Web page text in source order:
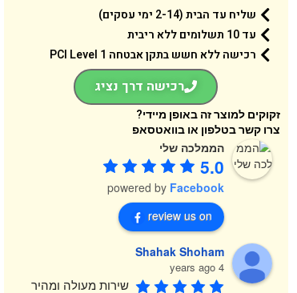
שליח עד הבית (2-14 ימי עסקים)
עד 10 תשלומים ללא ריבית
רכישה ללא חשש בתקן אבטחה 1 PCI Level
רכישה דרך נציג
זקוקים למוצר זה באופן מיידי?
צרו קשר בטלפון או בוואטסאפ
הממלכה שלי
5.0
powered by Facebook
review us on
Shahak Shoham
4 years ago